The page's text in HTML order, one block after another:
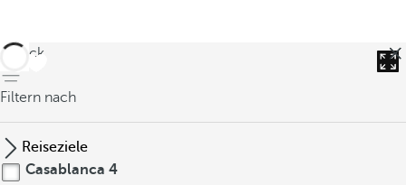
zurück
Filtern nach
Reiseziele
Casablanca 4